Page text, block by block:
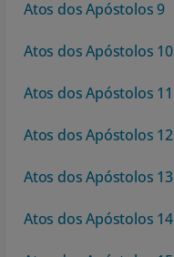
PERGUNTE À BÍBLIA IA
TERMO BÍBLICO JOGOS
QUEM SOMOS
LOJA BÍBLIAON
Atos dos Apóstolos 9
Atos dos Apóstolos 10
Atos dos Apóstolos 11
Atos dos Apóstolos 12
Atos dos Apóstolos 13
Atos dos Apóstolos 14